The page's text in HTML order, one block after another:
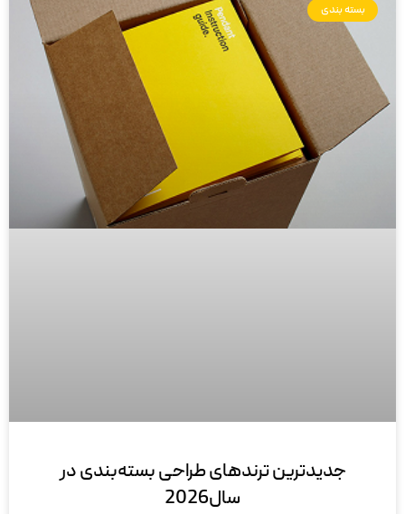
بسته بندی
جدیدترین ترندهای طراحی بسته‌بندی در
سال2026